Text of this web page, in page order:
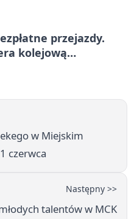
przejazdy.
kolejową
w Miejskim
czerwca
Następny >>
talentów w MCK